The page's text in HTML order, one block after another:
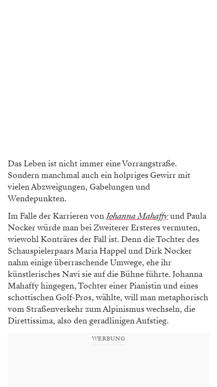
Das Leben ist nicht immer eine Vorrang­straße.
Sondern manchmal auch ein holpriges Gewirr mit
vielen Abzweigun­gen, Gabelungen und
Wendepunkten.
Im Falle der Karrieren vonJohanna Mahaffyund Paula
Nocker würde man bei Zweiterer Ersteres vermuten,
wiewohl Konträres der Fall ist. Denn die Tochter des
Schauspielerpaars Maria Happel und Dirk Nocker
nahm einige überraschende Umwege, ehe ihr
künstlerisches Navi sie auf die Bühne führte. Johanna
Mahaffy hingegen, Tochter einer Pianistin und eines
schottischen Golf-Pros, wählte, will man metaphorisch
vom Straßenverkehr zum Alpinismus wechseln, die
Direttissi­ma, also den geradlinigen Aufstieg.
WERBUNG